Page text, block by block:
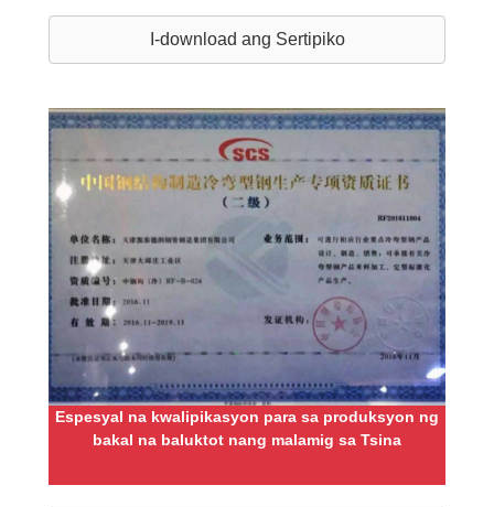
I-download ang Sertipiko
Espesyal na kwalipikasyon para sa produksyon ng
bakal na baluktot nang malamig sa Tsina